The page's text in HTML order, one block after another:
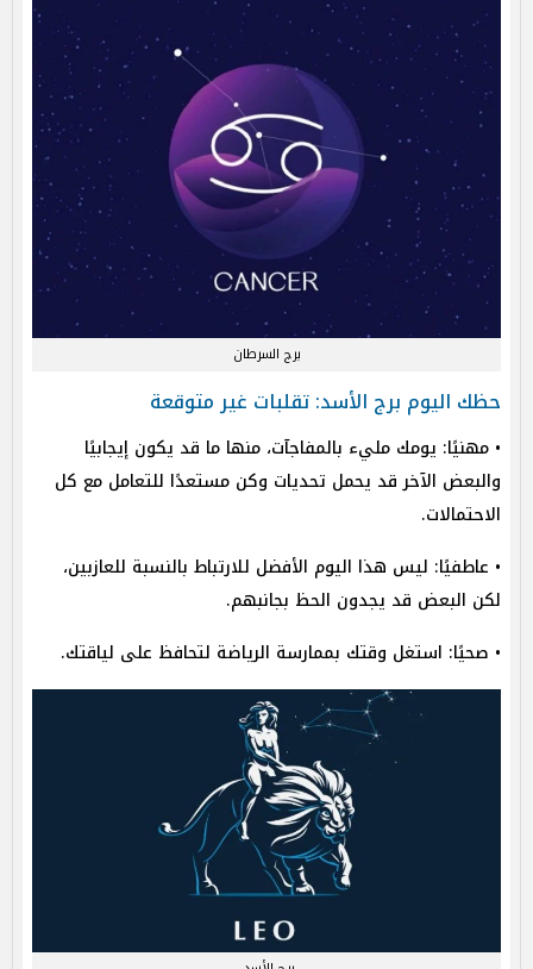
برج السرطان
حظك اليوم برج الأسد: تقلبات غير متوقعة
• مهنيًا: يومك مليء بالمفاجآت، منها ما قد يكون إيجابيًا
والبعض الآخر قد يحمل تحديات وكن مستعدًا للتعامل مع كل
الاحتمالات.
• عاطفيًا: ليس هذا اليوم الأفضل للارتباط بالنسبة للعازبين،
لكن البعض قد يجدون الحظ بجانبهم.
• صحيًا: استغل وقتك بممارسة الرياضة لتحافظ على لياقتك.